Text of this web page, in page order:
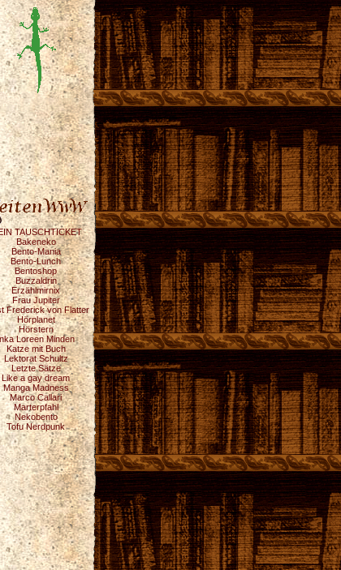
TAUSCHTICKET
Bakeneko
Bento-Mania
Bento-Lunch
Bentoshop
Buzzaldrin
Erzählmirnix
Frau Jupiter
Frederick von Flatter
Hörplanet
Hörstern
Loreen Minden
Katze mit Buch
Lektorat Schultz
Letzte Sätze
Like a gay dream
Manga Madness
Marco Callari
Marterpfahl
Nekobento
Tofu Nerdpunk